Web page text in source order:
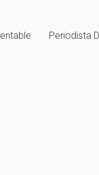
Periodista